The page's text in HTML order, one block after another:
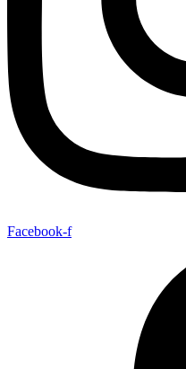
Facebook-f